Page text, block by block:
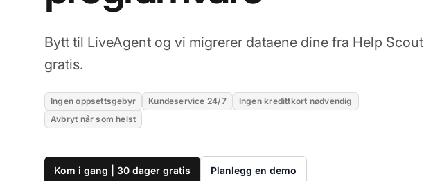
Bytt til LiveAgent og vi migrerer dataene dine fra Help Scout
gratis.
Ingen oppsettsgebyr Kundeservice 24/7
Ingen kredittkort nødvendig
Avbryt når som helst
Kom i gang | 30 dager gratis Planlegg en demo